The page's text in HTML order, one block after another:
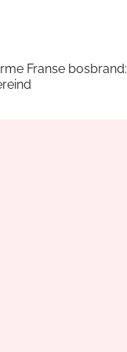
Franse bosbrand: